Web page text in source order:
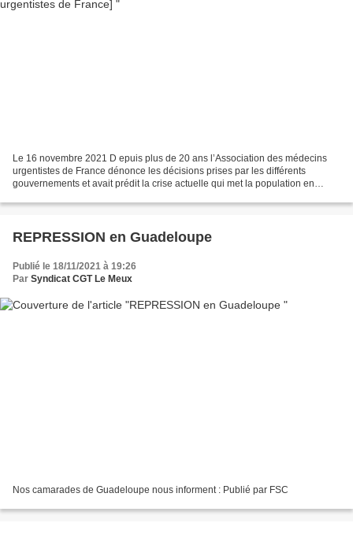
Le 16 novembre 2021 D epuis plus de 20 ans l’Association des médecins
urgentistes de France dénonce les décisions prises par les différents
gouvernements et avait prédit la crise actuelle qui met la population en
REPRESSION en Guadeloupe
Publié le 18/11/2021 à 19:26
Par Syndicat CGT Le Meux
Nos camarades de Guadeloupe nous informent : Publié par FSC